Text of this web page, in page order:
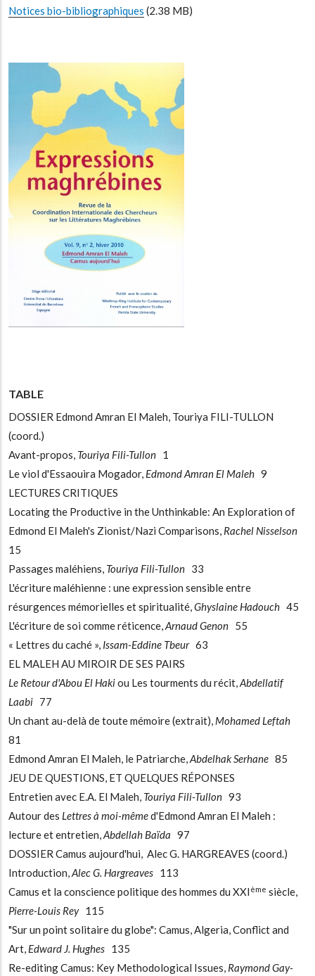
Notices bio-bibliographiques (2.38 MB)
TABLE
DOSSIER Edmond Amran El Maleh, Touriya FILI-TULLON
(coord.)
Avant-propos, Touriya Fili-Tullon 1
Le viol d'Essaouira Mogador, Edmond Amran El Maleh 9
LECTURES CRITIQUES
Locating the Productive in the Unthinkable: An Exploration of
Edmond El Maleh's Zionist/Nazi Comparisons, Rachel Nisselson
15
Passages maléhiens, Touriya Fili-Tullon 33
L'écriture maléhienne : une expression sensible entre
résurgences mémorielles et spiritualité,Ghyslaine Hadouch 45
L'écriture de soi comme réticence,Arnaud Genon 55
« Lettres du caché », Issam-Eddine Tbeur63
EL MALEH AU MIROIR DE SES PAIRS
Le Retour d'Abou El Hakiou Les tourments du récit,Abdellatif
Laabi 77
Un chant au-delà de toute mémoire (extrait), Mohamed Leftah
81
Edmond Amran El Maleh, le Patriarche,Abdelhak Serhane 85
JEU DE QUESTIONS, ET QUELQUES RÉPONSES
Entretien avec E.A. El Maleh, Touriya Fili-Tullon 93
Autour des Lettres à moi-mêmed'Edmond Amran El Maleh :
lecture et entretien,Abdellah Baïda 97
DOSSIER Camus aujourd'hui, Alec G. HARGREAVES (coord.)
Introduction,Alec G. Hargreaves 113
Camus et la conscience politique des hommes du XXI ème siècle,
Pierre-Louis Rey115
"Sur un point solitaire du globe": Camus, Algeria, Conflict and
Art, Edward J. Hughes 135
Re-editing Camus: Key Methodological Issues, Raymond Gay-